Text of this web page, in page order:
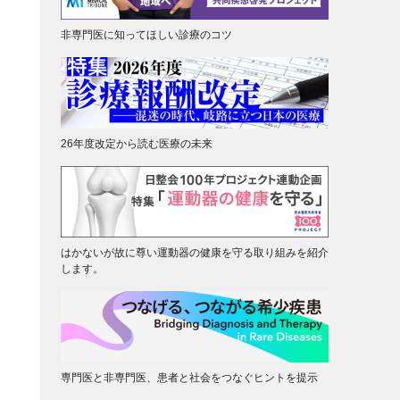
非専門医に知ってほしい診療のコツ
26年度改定から読む医療の未来
はかないが故に尊い運動器の健康を守る取り組みを紹介
します。
専門医と非専門医、患者と社会をつなぐヒントを提示